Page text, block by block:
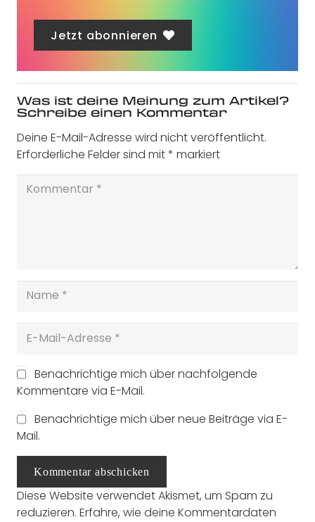
Jetzt abonnieren
Was ist deine Meinung zum Artikel?
Schreibe einen Kommentar
Deine E-Mail-Adresse wird nicht veröffentlicht.
Erforderliche Felder sind mit* markiert
Benachrichtige mich über nachfolgende
Kommentare via E-Mail.
Benachrichtige mich über neue Beiträge via E-
Mail.
Kommentar abschicken
Diese Website verwendet Akismet, um Spam zu
reduzieren. Erfahre, wie deine Kommentardaten